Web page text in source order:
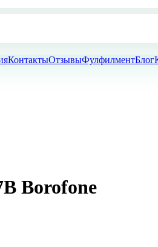
КонтактыОтзывыФулфилментБлог
Borofone